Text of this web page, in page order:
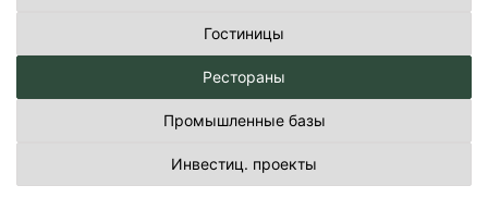
Гостиницы
Рестораны
Промышленные базы
Инвестиц. проекты